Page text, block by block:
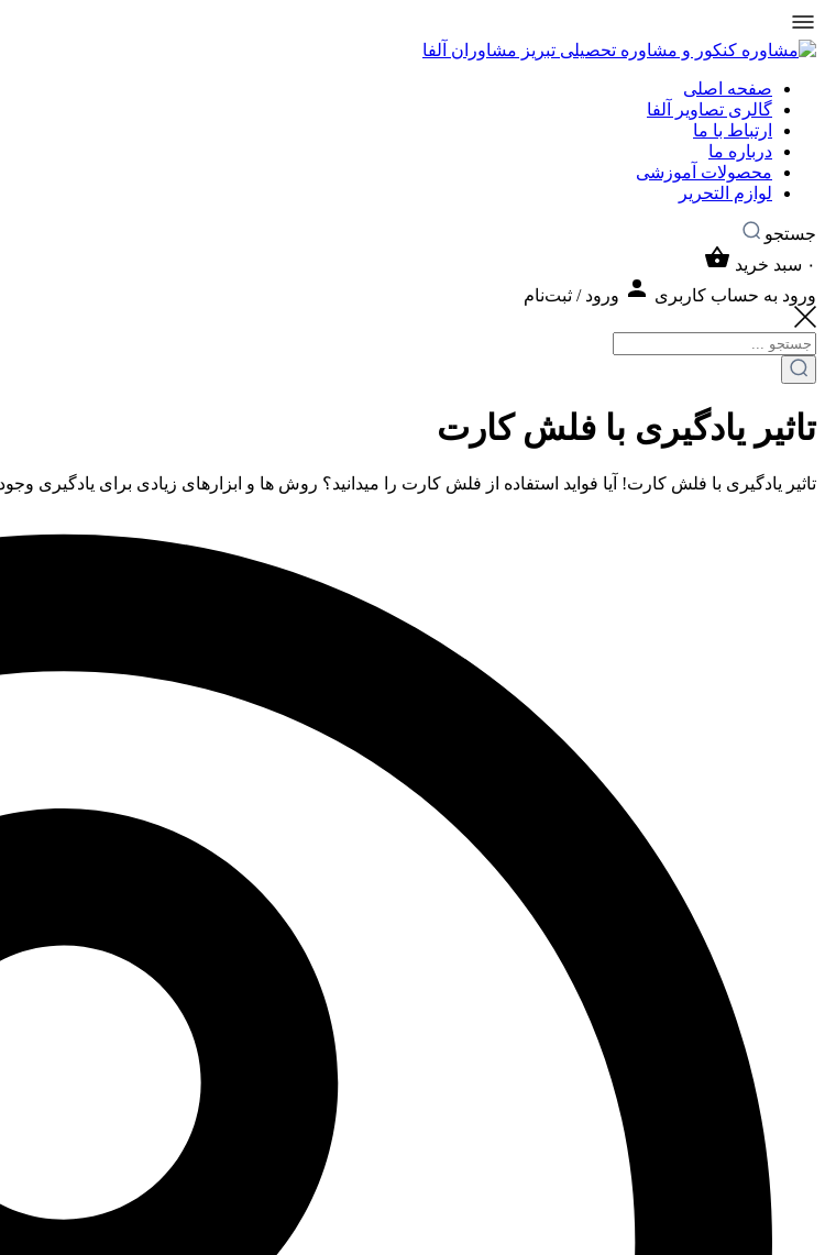
صفحه اصلی
گالری تصاویر آلفا
ارتباط با ما
درباره ما
محصولات آموزشی
لوازم التحریر
جستجو
۰ سبد خرید
ورود به حساب کاربری
ورود / ثبت‌نام
تاثیر یادگیری با فلش کارت
تاثیر یادگیری با فلش کارت! آیا فواید استفاده از فلش کارت را میدانید؟ روش ها و ابزارهای زیادی برای یادگیری